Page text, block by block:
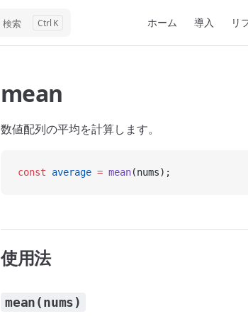
検索 K ホーム 導入 リ
mean
数値配列の平均を計算します。
const average = mean(nums);
使用法
mean(nums)